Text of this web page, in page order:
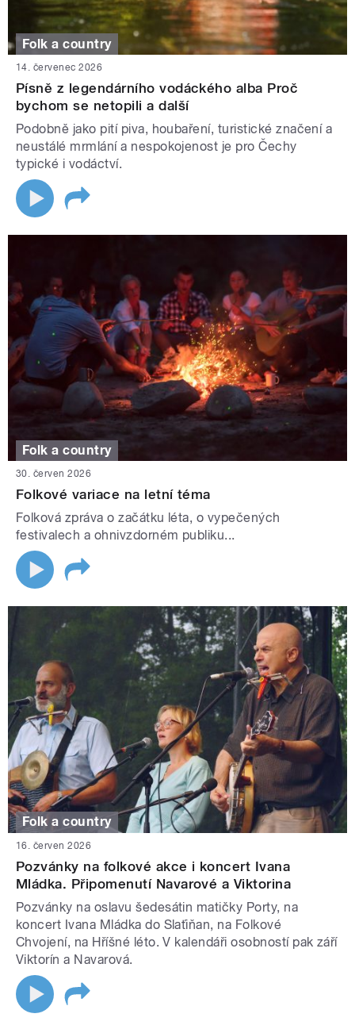
Folk a country
14. červenec 2026
Písně z legendárního vodáckého alba Proč
bychom se netopili a další
Podobně jako pití piva, houbaření, turistické značení a
neustálé mrmlání a nespokojenost je pro Čechy
typické i vodáctví.
Folk a country
30. červen 2026
Folkové variace na letní téma
Folková zpráva o začátku léta, o vypečených
festivalech a ohnivzdorném publiku...
Folk a country
16. červen 2026
Pozvánky na folkové akce i koncert Ivana
Mládka. Připomenutí Navarové a Viktorina
Pozvánky na oslavu šedesátin matičky Porty, na
koncert Ivana Mládka do Slaťiňan, na Folkové
Chvojení, na Hříšné léto. V kalendáři osobností pak září
Viktorín a Navarová.